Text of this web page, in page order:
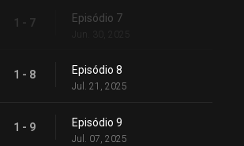
1 - 7 Episódio 7
1 - 8 Episódio 8
Jul. 21, 2025
1 - 9 Episódio 9
Jul. 07, 2025